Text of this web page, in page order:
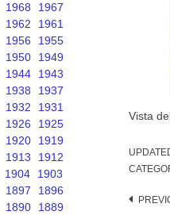
Vista
Post
1968
1967
1962
1961
1956
1955
1950
1949
1944
1943
1938
1937
1932
1931
1926
1925
1920
1919
1913
1912
1904
1903
1897
1896
1890
1889